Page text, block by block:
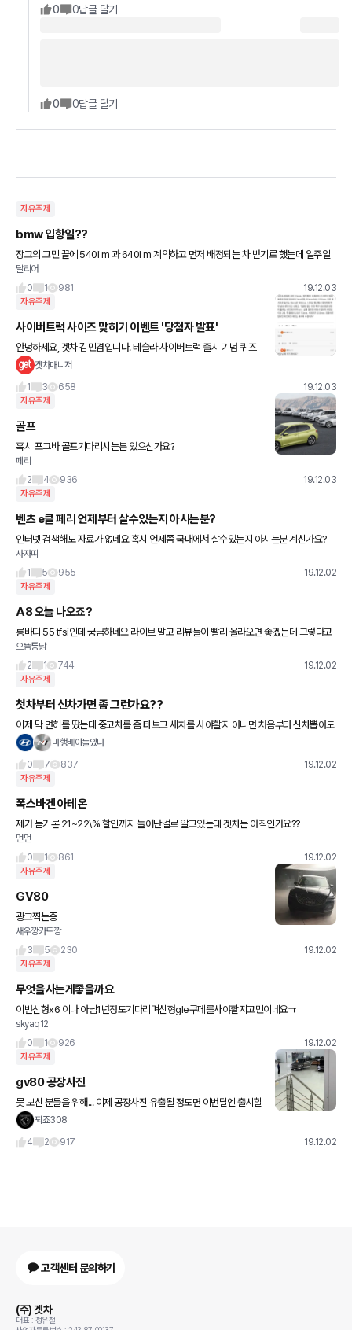
0 0답글 달기
0 0답글 달기
자유주제
bmw 입항일??
장고의 고민 끝에 540i m 과 640i m 계약하고 먼저 배정되는 차 받기로 했는데 일주일
기다렸는데 벌써 궁금해지네요 딜러는 정해진건 없다고 하는데 그냥 물어봅니다
달리어
0
1 981 19.12.03
자유주제
사이버트럭 사이즈 맞히기 이벤트 '당첨자 발표'
안녕하세요, 겟차 김민겸입니다. 테슬라 사이버트럭 출시 기념 퀴즈
이벤트에 생각보다 많은 분들께서 참여해주셨어요! 재밌고 참신한 답
겟차매니저
1
3 658 19.12.03
자유주제
골프
혹시 포그바 골프기다리시는분 있으신가요?
페리
2
4 936 19.12.03
자유주제
벤츠 e클 페리 언제부터 살수있는지 아시는분?
인터넷 검색해도 자료가 없네요 혹시 언제쯤 국내에서 살수있는지 아시는분 계신가요?
사자띠
1
5 955 19.12.02
자유주제
A8 오늘 나오죠?
롱바디 55 tfsi인데 궁금하네요 라이브 말고 리뷰들이 빨리 올라오면 좋겠는데 그렇다고
살수있는거는 아닙니다ㅎㅎㅋ
으뜸통닭
2
1 744 19.12.02
자유주제
첫차부터 신차가면 좀 그런가요??
이제 막 면허를 땄는데 중고차를 좀 타보고 새차를 사야할지 아니면 처음부터 신차뽑아도
괜찮은건지 다른분들은 보통 중고차타보고 신차사지않나 싶어서요
마행배야돌았나
0
7 837 19.12.02
자유주제
폭스바겐 아테온
제가 듣기론 21~22\% 할인까지 늘어난걸로 알고있는데 겟차는 아직인가요??
먼먼
0
1 861 19.12.02
자유주제
GV80
광고찍는중
새우깡카드깡
3
5 230 19.12.02
자유주제
무엇을사는게좋을까요
이번신형x6 이나 아님1년정도기다리며신형gle쿠페를사야할지고민이네요ㅠ
skyaq12
0
1 926 19.12.02
자유주제
gv80 공장사진
못 보신 분들을 위해... 이제 공장사진 유출될 정도면 이번달엔 출시할
듯? 푀죠308
4
2 917 19.12.02
고객센터 문의하기
(주) 겟차
대표 : 정유철